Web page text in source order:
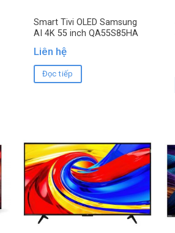
Smart Tivi OLED Samsung
AI 4K 55 inch QA55S85HA
Liên hệ
Đọc tiếp